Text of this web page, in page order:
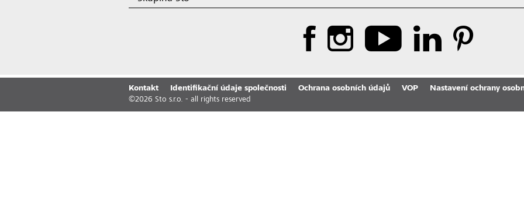
Kontakt Identifikační údaje společnosti Ochrana osobních údajů VOP
Nastavení ochrany
©2026 Sto s.r.o. - all rights reserved